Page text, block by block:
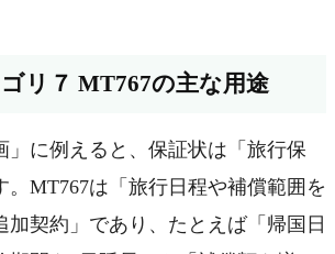
リ７ MT767の主な用途
」に例えると、保証状は「旅行保
。MT767は「旅行日程や補償範囲を
加契約」であり、たとえば「帰国日